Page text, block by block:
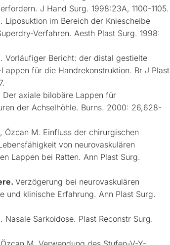
J Hand Surg. 1998:23A, 1100-1105.
Liposuktion im Bereich der Kniescheibe
Verfahren. Aesth Plast Surg. 1998:
Vorläufiger Bericht: der distal gestielte
für die Handrekonstruktion. Br J Plast
Der axiale bilobäre Lappen für
der Achselhöhle. Burns. 2000: 26,628-
Özcan M. Einfluss der chirurgischen
von neurovaskulären
Lappen bei Ratten. Ann Plast Surg.
Verzögerung bei neurovaskulären
und klinische Erfahrung. Ann Plast Surg.
Nasale Sarkoidose. Plast Reconstr Surg.